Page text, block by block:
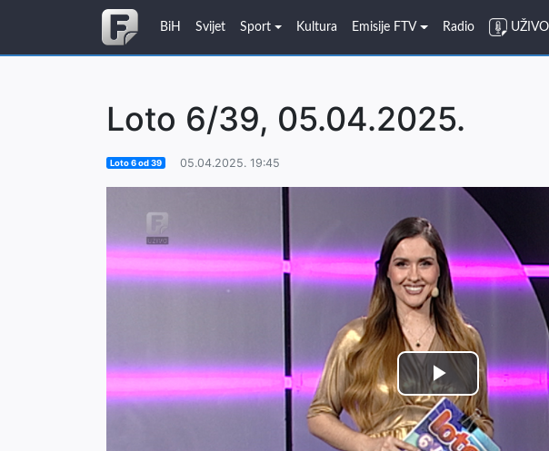
BiH Svijet Sport Kultura Emisije FTV Radio UŽIVO
Loto 6/39, 05.04.2025.
Loto 6 od 39 05.04.2025. 19:45
Play
Video